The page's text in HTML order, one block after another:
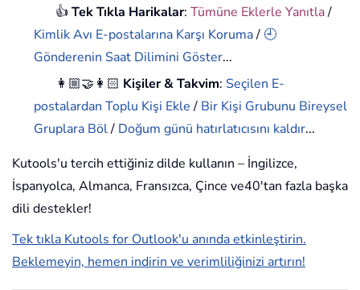
👍Tek Tıkla Harikalar:Tümüne Eklerle Yanıtla/
Kimlik Avı E-postalarına Karşı Koruma/ 🕘
Gönderenin Saat Dilimini Göster...
👩🏼‍🤝‍👩🏻 Kişiler & Takvim: Seçilen E-
postalardan Toplu Kişi Ekle/ Bir Kişi Grubunu Bireysel
Gruplara Böl/ Doğum günü hatırlatıcısını kaldır...
Kutools'u tercih ettiğiniz dilde kullanın – İngilizce,
İspanyolca, Almanca, Fransızca, Çince ve40'tan fazla başka
dili destekler!
Tek tıkla Kutools for Outlook'u anında etkinleştirin.
Beklemeyin, hemen indirin ve verimliliğinizi artırın!